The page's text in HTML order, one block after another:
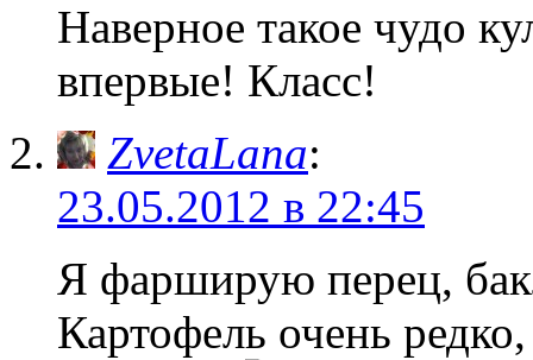
Наверное такое чудо
впервые! Класс!
ZvetaLana:
23.05.2012 в 22:45
Я фарширую перец,
Картофель очень